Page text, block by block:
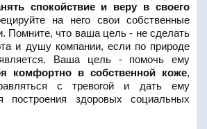
спокойствие и веру в своего
на него свои собственные
Помните, что ваша цель - не сделать
и душу компании, если по природе
Ваша цель - помочь ему
комфортно в собственной коже,
с тревогой и дать ему
построения здоровых социальных